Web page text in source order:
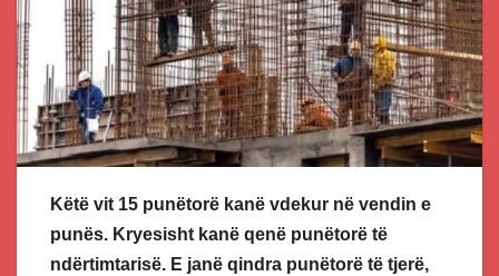
Këtë vit 15 punëtorë kanë vdekur në vendin e
punës. Kryesisht kanë qenë punëtorë të
ndërtimtarisë. E janë qindra punëtorë të tjerë,